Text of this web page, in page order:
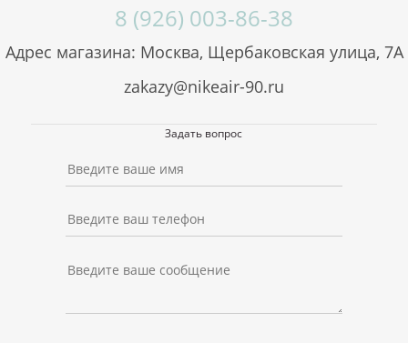
8 (926) 003-86-38
Адрес магазина: Москва, Щербаковская улица, 7А
zakazy@nikeair-90.ru
Задать вопрос